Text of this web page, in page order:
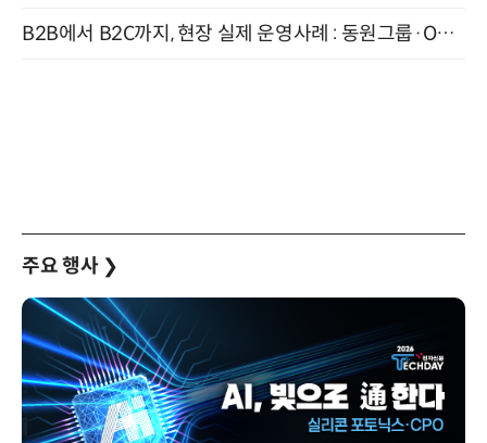
B2B에서 B2C까지, 현장 실제 운영사례 : 동원그룹·OCI·다이닝브랜즈그룹·당근 (8/27)
주요 행사 ❯